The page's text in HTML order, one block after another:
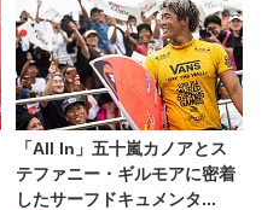
「All In」五十嵐カノアとス
テファニー・ギルモアに密着
したサーフドキュメンタ...